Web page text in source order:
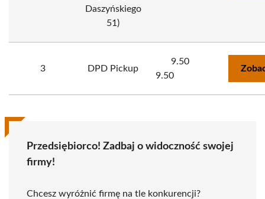
Daszyńskiego
51)
3 DPD Pickup
9.50
9.50
Przedsiębiorco! Zadbaj o widoczność swojej
firmy!
Chcesz wyróżnić firmę na tle konkurencji?